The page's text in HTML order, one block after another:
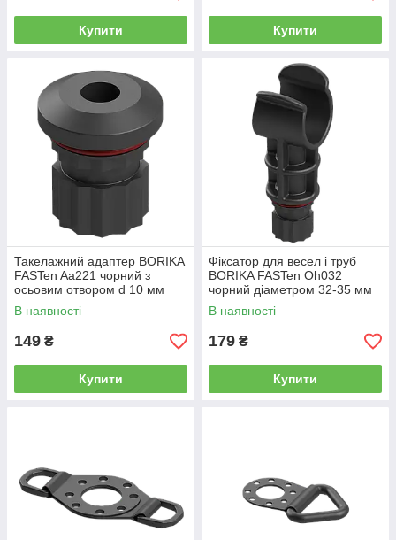
Купити Купити
Такелажний адаптер BORIKA
FASTen Aa221 чорний з
осьовим отвором d 10 мм
(01.13.006.01.01)
В наявності
149 ₴
Купити
Фіксатор для весел і труб
BORIKA FASTen Oh032
чорний діаметром 32-35 мм
(01.13.005.01.01)
В наявності
179 ₴
Купити